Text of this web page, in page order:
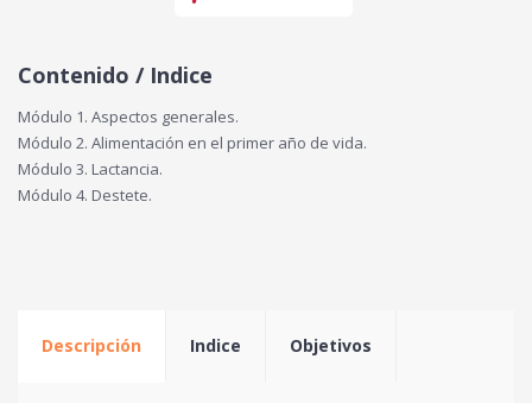
Contenido / Indice
Módulo 1. Aspectos generales.
Módulo 2. Alimentación en el primer año de vida.
Módulo 3. Lactancia.
Módulo 4. Destete.
Descripción Indice Objetivos